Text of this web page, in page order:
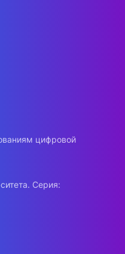
цифровой
Серия: